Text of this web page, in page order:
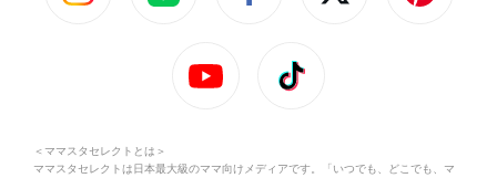
＜ママスタセレクトとは＞
ママスタセレクトは日本最大級のママ向けメディアです。「いつでも、どこでも、マ